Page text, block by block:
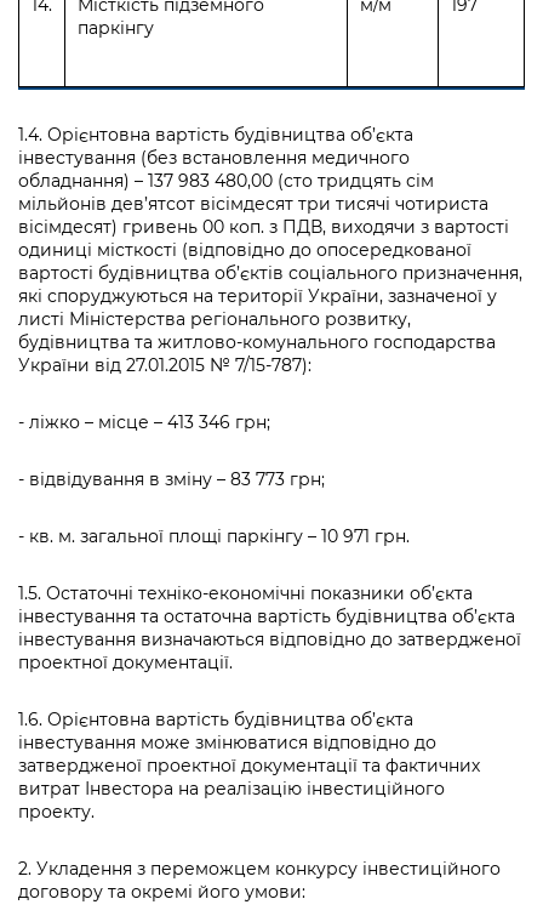
14.
Місткість підземного
паркінгу
м/м 197
1.4. Орієнтовна вартість будівництва об’єкта
інвестування (без встановлення медичного
обладнання) – 137 983 480,00 (сто тридцять сім
мільйонів дев’ятсот вісімдесят три тисячі чотириста
вісімдесят) гривень 00 коп. з ПДВ, виходячи з вартості
одиниці місткості (відповідно до опосередкованої
вартості будівництва об’єктів соціального призначення,
які споруджуються на території України, зазначеної у
листі Міністерства регіонального розвитку,
будівництва та житлово-комунального господарства
України від 27.01.2015 № 7/15-787):
- ліжко – місце – 413 346 грн;
- відвідування в зміну – 83 773 грн;
- кв. м. загальної площі паркінгу – 10 971 грн.
1.5. Остаточні техніко-економічні показники об’єкта
інвестування та остаточна вартість будівництва об’єкта
інвестування визначаються відповідно до затвердженої
проектної документації.
1.6. Орієнтовна вартість будівництва об’єкта
інвестування може змінюватися відповідно до
затвердженої проектної документації та фактичних
витрат Інвестора на реалізацію інвестиційного
проекту.
2. Укладення з переможцем конкурсу інвестиційного
договору та окремі його умови: